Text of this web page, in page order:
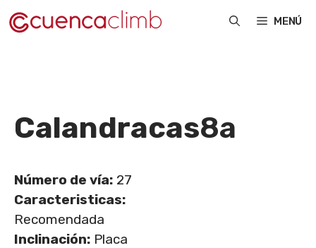
Saltar
al
MENÚ
Calandracas8a
Número de vía: 27
Caracteristicas:
Recomendada
Inclinación: Placa